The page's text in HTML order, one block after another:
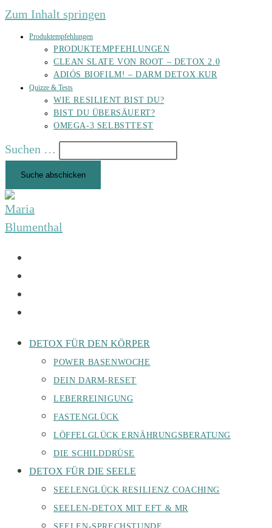
Zum Inhalt springen
Produktempfehlungen
PRODUKTEMPFEHLUNGEN
CLEAN SLATE VON ROOT – DETOX 2.0
ADIÓS BIOFILM! – DARM DETOX KUR
Quizze & Tests
WIE RESILIENT BIST DU?
BIST DU ÜBERSÄUERT?
OMEGA-3 SELBSTTEST
Suchen …
Suche abschicken
DETOX FÜR DEN KÖRPER
POWER BASENWOCHE
DEIN DARM-RESET
LEBERREINIGUNG
FASTENGLÜCK
LÖFFELGLÜCK ERNÄHRUNGSBERATUNG
DIE SCHILDDRÜSE
DETOX FÜR DIE SEELE
SEELENGLÜCK RESILIENZ COACHING
SEELEN-DETOX MIT EFT & MR